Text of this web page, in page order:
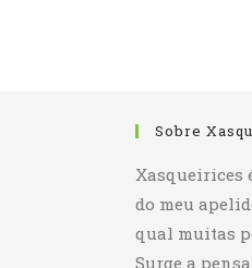
Sobre
Xasqueirices
do meu
qual muitas
Surge a